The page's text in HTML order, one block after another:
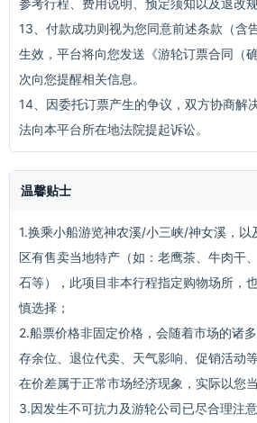
参考行程、费用说明、预定须知以及退改规
13、付款成功则视为您同意前述条款（含
生效，平台将向您发送《游轮订票合同（
次向您提醒相关信息。
14、因委托订票产生的争议，双方协商解
法向本平台所在地法院提起诉讼。
温馨贴士
1.换乘小船游览神农溪/小三峡/神女溪，
区有售卖当地特产（如：老鹰茶、牛肉干
石等），此项目非本行程指定购物场所，
慎选择；
2.船票价格非固定价格，会随着市场的诸
存余位、退位代卖、天气影响、促销活动
在价差属于正常市场经济现象，实际以您
3.因发生不可抗力及游轮公司已尽合理注